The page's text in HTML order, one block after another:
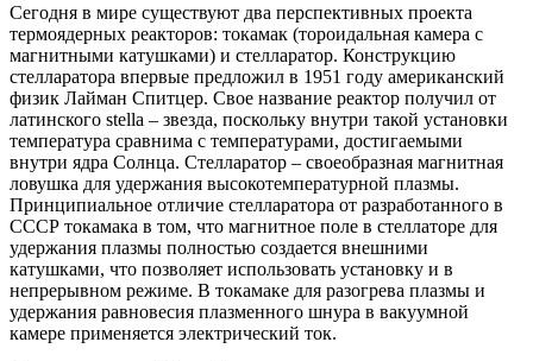
Сегодня в мире существуют два перспективных проекта
термоядерных реакторов: токамак (тороидальная камера с
магнитными катушками) и стелларатор. Конструкцию
стелларатора впервые предложил в 1951 году американский
физик Лайман Спитцер. Свое название реактор получил от
латинского stella – звезда, поскольку внутри такой установки
температура сравнима с температурами, достигаемыми
внутри ядра Солнца. Стелларатор – своеобразная магнитная
ловушка для удержания высокотемпературной плазмы.
Принципиальное отличие стелларатора от разработанного в
СССР токамака в том, что магнитное поле в стеллаторе для
удержания плазмы полностью создается внешними
катушками, что позволяет использовать установку и в
непрерывном режиме. В токамаке для разогрева плазмы и
удержания равновесия плазменного шнура в вакуумной
камере применяется электрический ток.